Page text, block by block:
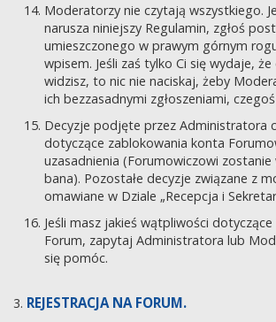
Moderatorzy nie czytają wszystkiego.
narusza niniejszy Regulamin, zgłoś
umieszczonego w prawym górnym
wpisem. Jeśli zaś tylko Ci się wydaje,
widzisz, to nic nie naciskaj, żeby
ich bezzasadnymi zgłoszeniami,
Decyzje podjęte przez Administratora
dotyczące zablokowania konta
uzasadnienia (Forumowiczowi
bana). Pozostałe decyzje związane z
omawiane w Dziale „Recepcja i
Jeśli masz jakieś wątpliwości
Forum, zapytaj Administratora lub
się pomóc.
REJESTRACJA NA FORUM.